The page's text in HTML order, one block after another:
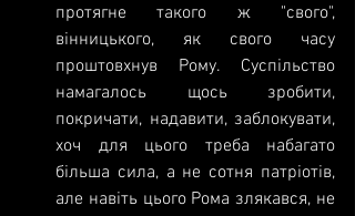
протягне такого ж "свого",
вінницького, як свого часу
проштовхнув Рому. Суспільство
намагалось щось зробити,
покричати, надавити, заблокувати,
хоч для цього треба набагато
більша сила, а не сотня патріотів,
але навіть цього Рома злякався, не